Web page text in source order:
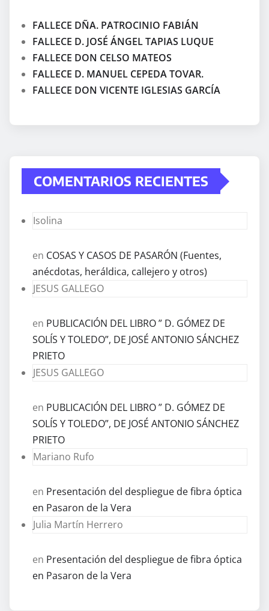
FALLECE DÑA. PATROCINIO FABIÁN
FALLECE D. JOSÉ ÁNGEL TAPIAS LUQUE
FALLECE DON CELSO MATEOS
FALLECE D. MANUEL CEPEDA TOVAR.
FALLECE DON VICENTE IGLESIAS GARCÍA
COMENTARIOS RECIENTES
Isolina
en COSAS Y CASOS DE PASARÓN (Fuentes,
anécdotas, heráldica, callejero y otros)
JESUS GALLEGO
en PUBLICACIÓN DEL LIBRO ” D. GÓMEZ DE
SOLÍS Y TOLEDO”, DE JOSÉ ANTONIO SÁNCHEZ
PRIETO
JESUS GALLEGO
en PUBLICACIÓN DEL LIBRO ” D. GÓMEZ DE
SOLÍS Y TOLEDO”, DE JOSÉ ANTONIO SÁNCHEZ
PRIETO
Mariano Rufo
en Presentación del despliegue de fibra óptica
en Pasaron de la Vera
Julia Martín Herrero
en Presentación del despliegue de fibra óptica
en Pasaron de la Vera